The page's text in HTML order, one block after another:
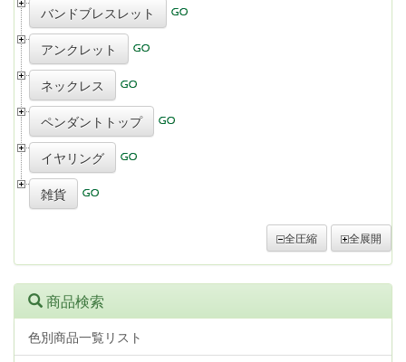
バンドブレスレット
アンクレット
ネックレス
ペンダントトップ
イヤリング
雑貨
全圧縮 全展開
商品検索
色別商品一覧リスト